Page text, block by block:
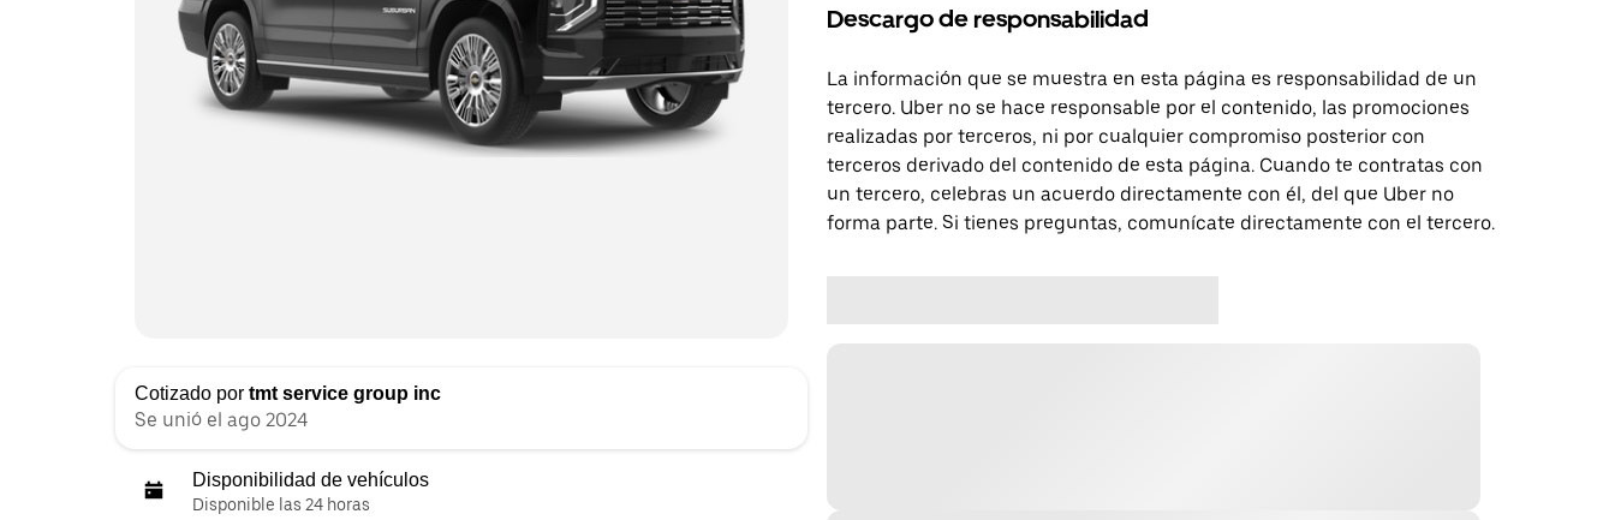
Cotizado por tmt service group inc
Se unió el ago 2024
Disponibilidad de vehículos
Disponible las 24 horas
Descargo de responsabilidad
La información que se muestra en esta página es responsabilidad de un
tercero. Uber no se hace responsable por el contenido, las promociones
realizadas por terceros, ni por cualquier compromiso posterior con
terceros derivado del contenido de esta página. Cuando te contratas con
un tercero, celebras un acuerdo directamente con él, del que Uber no
forma parte. Si tienes preguntas, comunícate directamente con el tercero.